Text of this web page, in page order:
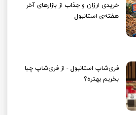
خریدی ارزان و جذاب از بازارهای آخر
هفته‌ی استانبول
فری‌شاپ استانبول - از فری‌شاپ چیا
بخریم بهتره؟